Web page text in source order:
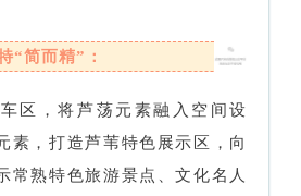
“简而精”：
区，将芦荡元素融入空间设
素，打造芦苇特色展示区，向
常熟特色旅游景点、文化名人